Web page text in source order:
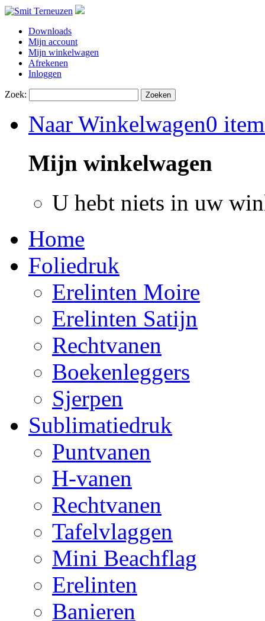
Downloads
Mijn account
Mijn winkelwagen
Afrekenen
Inloggen
Zoek: Zoeken
Naar Winkelwagen0
Mijn winkelwagen
U hebt niets in uw
Home
Foliedruk
Erelinten Moire
Erelinten Satijn
Rechtvanen
Boekenleggers
Sjerpen
Sublimatiedruk
Puntvanen
H-vanen
Rechtvanen
Tafelvlaggen
Mini Beachflag
Erelinten
Banieren